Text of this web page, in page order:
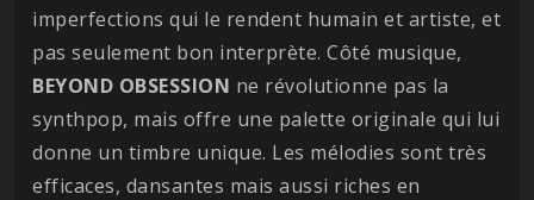
imperfections qui le rendent humain et artiste, et
pas seulement bon interprète. Côté musique,
BEYOND OBSESSION ne révolutionne pas la
synthpop, mais offre une palette originale qui lui
donne un timbre unique. Les mélodies sont très
efficaces, dansantes mais aussi riches en